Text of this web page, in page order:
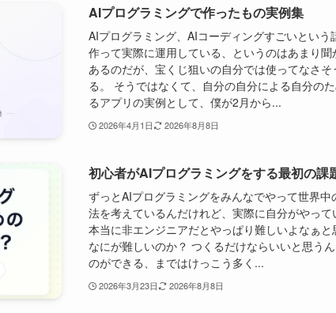
AIプログラミングで作ったもの実例集
AIプログラミング、AIコーディングすごいとい
作って実際に運用している、というのはあまり
あるのだが、宝くじ狙いの自分では使ってなさ
る。 そうではなくて、自分の自分による自分の
るアプリの実例として、僕が2月から...
2026年4月1日 2026年8月8日
初心者がAIプログラミングをする最初の課
ずっとAIプログラミングをみんなでやって世界
法を考えているんだけれど、実際に自分がやって
本当に非エンジニアだとやっぱり難しいよなぁ
なにが難しいのか？ つくるだけならいいと思う
のができる、まではけっこう多く...
2026年3月23日 2026年8月8日